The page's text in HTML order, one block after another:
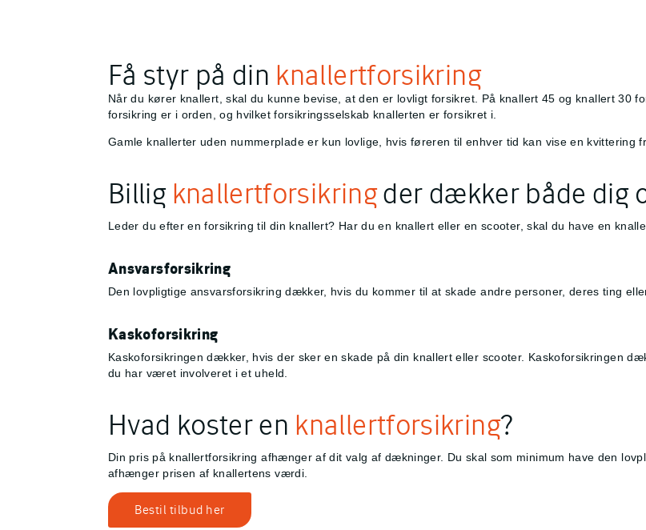
Få styr på din knallertforsikring
Når du kører knallert, skal du kunne bevise, at den er lovligt forsikret. På knallert 45 og knallert 30
forsikring er i orden, og hvilket forsikringsselskab knallerten er forsikret i.
Gamle knallerter uden nummerplade er kun lovlige, hvis føreren til enhver tid kan vise en kvittering
Billig knallertforsikringder dækker både dig
Leder du efter en forsikring til din knallert? Har du en knallert eller en scooter, skal du have en
Ansvarsforsikring
Den lovpligtige ansvarsforsikring dækker, hvis du kommer til at skade andre personer, deres ting
Kaskoforsikring
Kaskoforsikringen dækker, hvis der sker en skade på din knallert eller scooter. Kaskoforsikringen
du har været involveret i et uheld.
Hvad koster en knallertforsikring?
Din pris på knallertforsikring afhænger af dit valg af dækninger. Du skal som minimum have den
afhænger prisen af knallertens værdi.
Bestil tilbud her